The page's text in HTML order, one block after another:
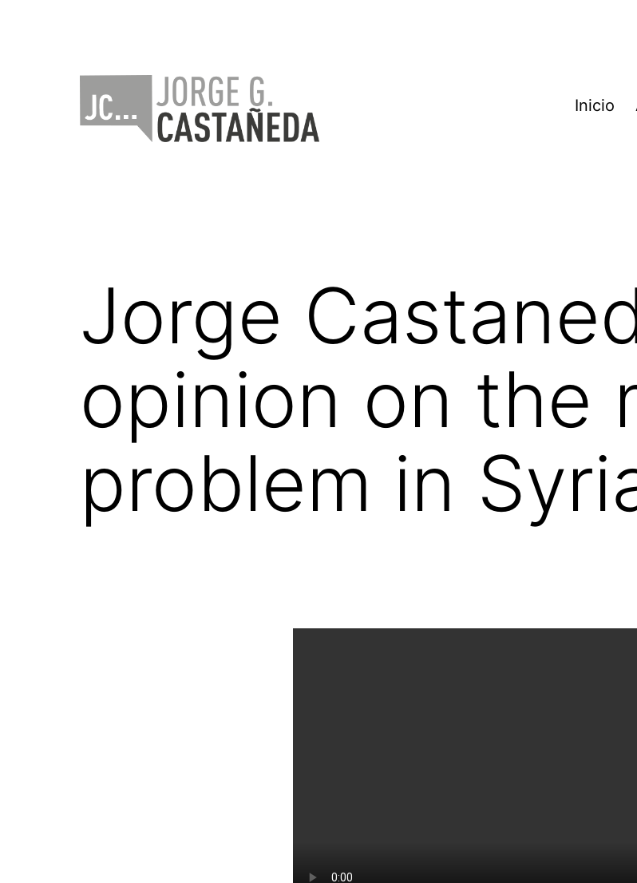
Inicio
Jorge
opinion on the
problem in